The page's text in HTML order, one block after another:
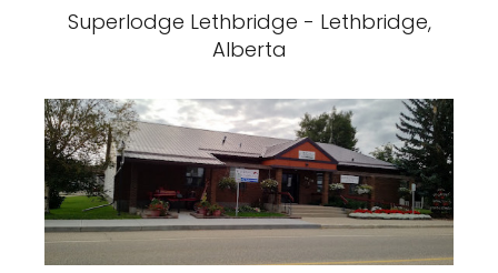
Superlodge Lethbridge - Lethbridge,
Alberta